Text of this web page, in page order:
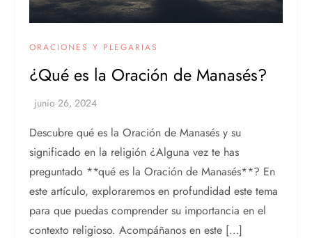
ORACIONES Y PLEGARIAS
¿Qué es la Oración de Manasés?
Descubre qué es la Oración de Manasés y su
significado en la religión ¿Alguna vez te has
preguntado **qué es la Oración de Manasés**? En
este artículo, exploraremos en profundidad este tema
para que puedas comprender su importancia en el
contexto religioso. Acompáñanos en este […]